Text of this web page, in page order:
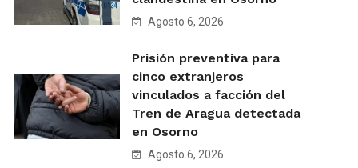
Agosto 6, 2026
Prisión preventiva para
cinco extranjeros
vinculados a facción del
Tren de Aragua detectada
en Osorno
Agosto 6, 2026